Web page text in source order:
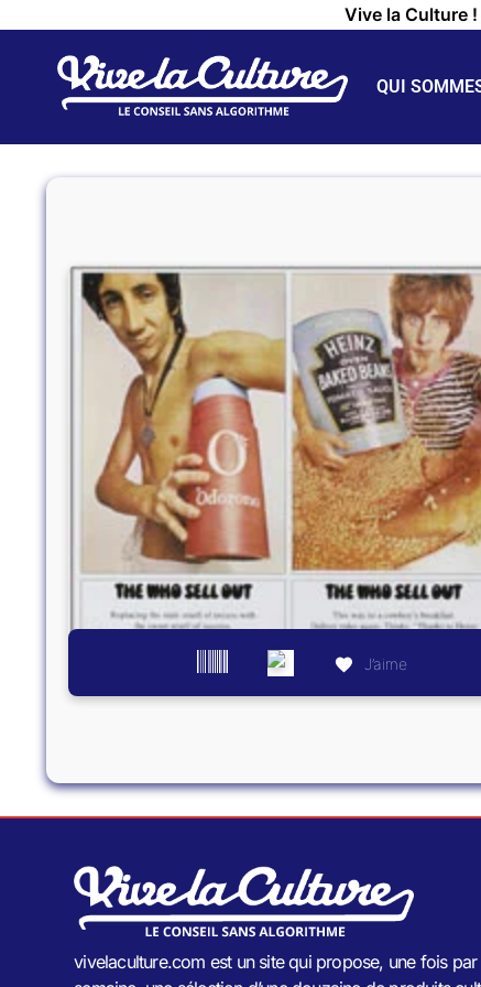
Vive la Culture
QUI
J’aime
vivelaculture.com est un site qui propose, une fois par